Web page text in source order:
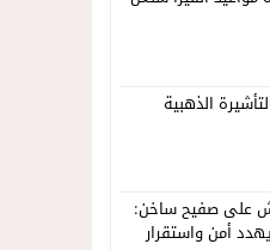
الذهبية
على صفيح ساخن:
أمن واستقرار